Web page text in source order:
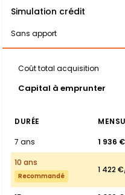
Simulation crédit
Sans apport
Coût total acquisition
Capital à emprunter
DURÉE
7 ans
1 936
10 ans
Recommandé
1 422